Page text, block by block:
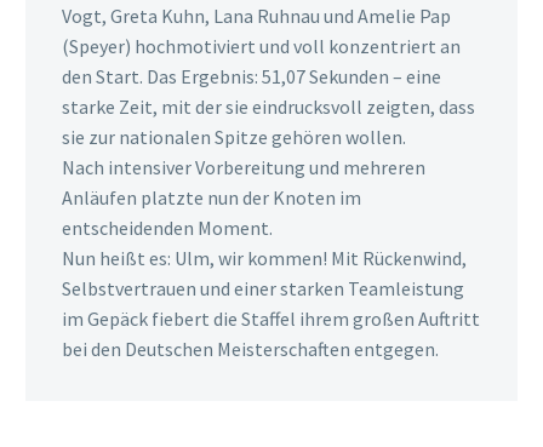
Vogt, Greta Kuhn, Lana Ruhnau und Amelie Pap
(Speyer) hochmotiviert und voll konzentriert an
den Start. Das Ergebnis: 51,07 Sekunden – eine
starke Zeit, mit der sie eindrucksvoll zeigten, dass
sie zur nationalen Spitze gehören wollen.
Nach intensiver Vorbereitung und mehreren
Anläufen platzte nun der Knoten im
entscheidenden Moment.
Nun heißt es: Ulm, wir kommen! Mit Rückenwind,
Selbstvertrauen und einer starken Teamleistung
im Gepäck fiebert die Staffel ihrem großen Auftritt
bei den Deutschen Meisterschaften entgegen.